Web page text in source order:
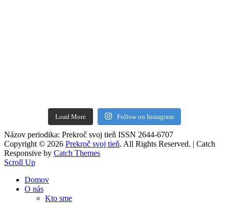
Load More Follow on Instagram
Názov periodika: Prekroč svoj tieň ISSN 2644-6707
Copyright © 2026 Prekroč svoj tieň. All Rights Reserved. | Catch
Responsive by Catch Themes
Scroll Up
Domov
O nás
Kto sme